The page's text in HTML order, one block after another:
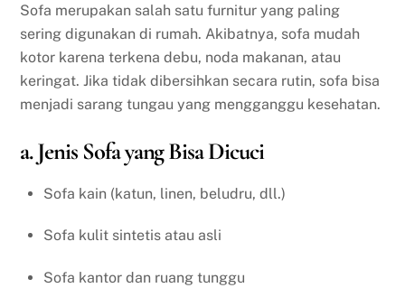
Sofa merupakan salah satu furnitur yang paling
sering digunakan di rumah. Akibatnya, sofa mudah
kotor karena terkena debu, noda makanan, atau
keringat. Jika tidak dibersihkan secara rutin, sofa bisa
menjadi sarang tungau yang mengganggu kesehatan.
a. Jenis Sofa yang Bisa Dicuci
Sofa kain (katun, linen, beludru, dll.)
Sofa kulit sintetis atau asli
Sofa kantor dan ruang tunggu